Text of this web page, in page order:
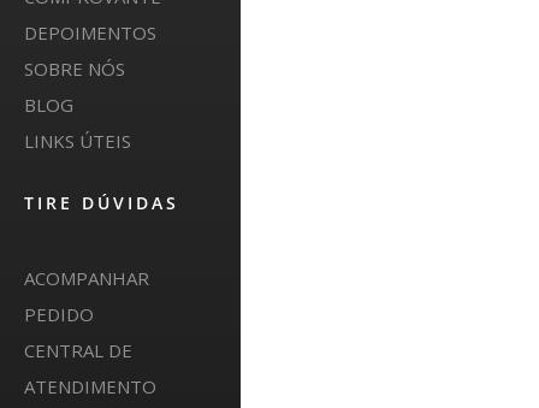
DEPOIMENTOS
SOBRE NÓS
BLOG
LINKS ÚTEIS
TIRE DÚVIDAS
ACOMPANHAR
PEDIDO
CENTRAL DE
ATENDIMENTO